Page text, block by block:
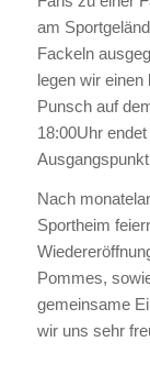
am
Fackeln
legen wir
Punsch auf
18:00Uhr
Nach
Sportheim
Pommes,
gemeinsame
wir uns sehr